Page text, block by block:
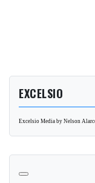
EXCELSIO
Excelsio Media by Nelson